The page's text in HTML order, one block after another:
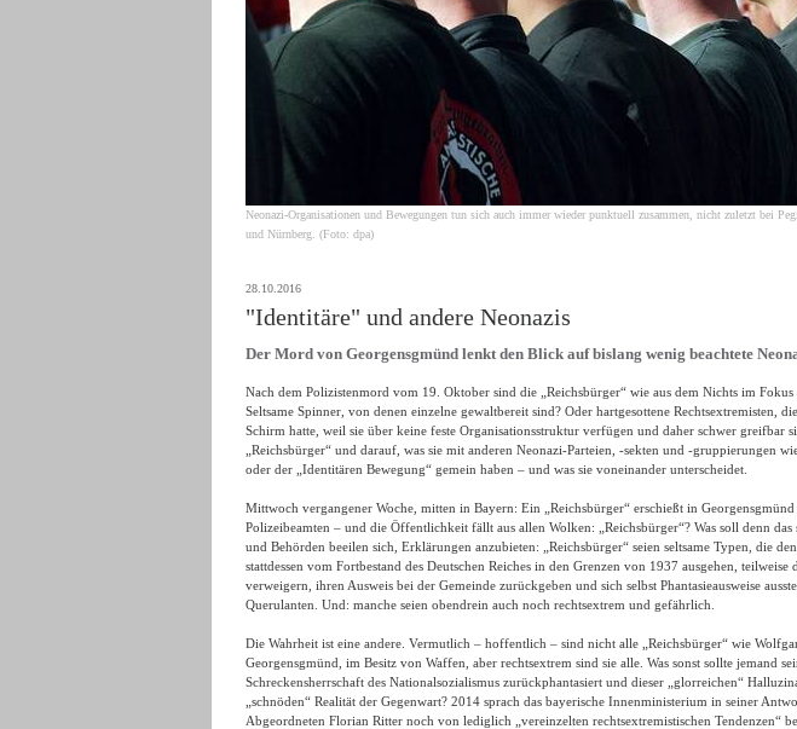
Neonazi-Organisationen und Bewegungen tun sich auch immer wieder punktuell zusammen, nicht zuletzt bei
und Nürnberg. (Foto: dpa)
28.10.2016
"Identitäre" und andere Neonazis
Der Mord von Georgensgmünd lenkt den Blick auf bislang wenig beachtete
Nach dem Polizistenmord vom 19. Oktober sind die „Reichsbürger“ wie aus dem Nichts im
Seltsame Spinner, von denen einzelne gewaltbereit sind? Oder hartgesottene Rechtsextremisten,
Schirm hatte, weil sie über keine feste Organisationsstruktur verfügen und daher schwer greifbar
„Reichsbürger“ und darauf, was sie mit anderen Neonazi-Parteien, -sekten und -gruppierungen
oder der „Identitären Bewegung“ gemein haben – und was sie voneinander unterscheidet.
Mittwoch vergangener Woche, mitten in Bayern: Ein „Reichsbürger“ erschießt in
Polizeibeamten – und die Öffentlichkeit fällt aus allen Wolken: „Reichsbürger“? Was soll denn
und Behörden beeilen sich, Erklärungen anzubieten: „Reichsbürger“ seien seltsame Typen, die
stattdessen vom Fortbestand des Deutschen Reiches in den Grenzen von 1937 ausgehen,
verweigern, ihren Ausweis bei der Gemeinde zurückgeben und sich selbst Phantasieausweise
Querulanten. Und: manche seien obendrein auch noch rechtsextrem und gefährlich.
Die Wahrheit ist eine andere. Vermutlich – hoffentlich – sind nicht alle „Reichsbürger“ wie
Georgensgmünd, im Besitz von Waffen, aber rechtsextrem sind sie alle. Was sonst sollte jemand
Schreckensherrschaft des Nationalsozialismus zurückphantasiert und dieser „glorreichen“
„schnöden“ Realität der Gegenwart? 2014 sprach das bayerische Innenministerium in seiner
Abgeordneten Florian Ritter noch von lediglich „vereinzelten rechtsextremistischen Tendenzen“